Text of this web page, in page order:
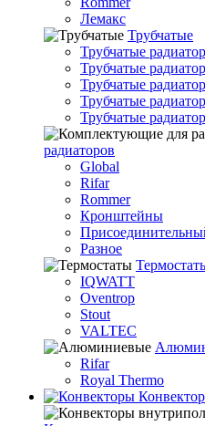
Лемакс
Трубчатые
Трубчатые
Трубчатые
Трубчатые
Трубчатые
Трубчатые
радиаторов
Global
Rifar
Rommer
Кронштейны
Разное
IQWATT
Oventrop
Stout
VALTEC
Rifar
Royal Thermo